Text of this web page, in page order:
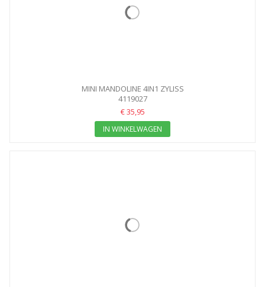
MINI MANDOLINE 4IN1 ZYLISS
4119027
€ 35,95
IN WINKELWAGEN